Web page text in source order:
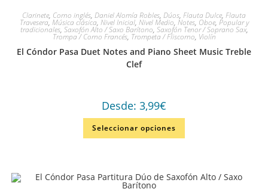
Clarinete, Corno inglés, Daniel Alomía Robles, Dúos, Flauta Dulce, Flauta
Travesera, Música clásica, Nivel Inicial, Nivel Medio, Notes, Oboe, Popular y
tradicionales, Saxofón Alto / Saxo Barítono, Saxofón Tenor / Soprano Sax,
Trompa / Corno Francés, Trompeta / Fliscorno, Violín
El Cóndor Pasa Duet Notes and Piano Sheet Music Treble
Clef
Desde: 3,99€
Seleccionar opciones